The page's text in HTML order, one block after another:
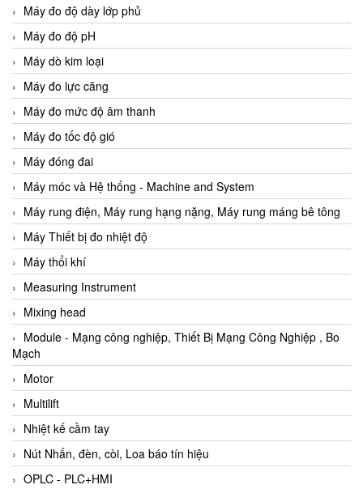
Máy đo độ dày lớp phủ
Máy đo độ pH
Máy dò kim loại
Máy đo lực căng
Máy đo mức độ âm thanh
Máy đo tốc độ gió
Máy đóng đai
Máy móc và Hệ thống - Machine and System
Máy rung điện, Máy rung hạng nặng, Máy rung máng bê tông
Máy Thiết bị đo nhiệt độ
Máy thổi khí
Measuring Instrument
Mixing head
Module - Mạng công nghiệp, Thiết Bị Mạng Công Nghiệp , Bo
Mạch
Motor
Multilift
Nhiệt kế cầm tay
Nút Nhấn, đèn, còi, Loa báo tín hiệu
OPLC - PLC+HMI